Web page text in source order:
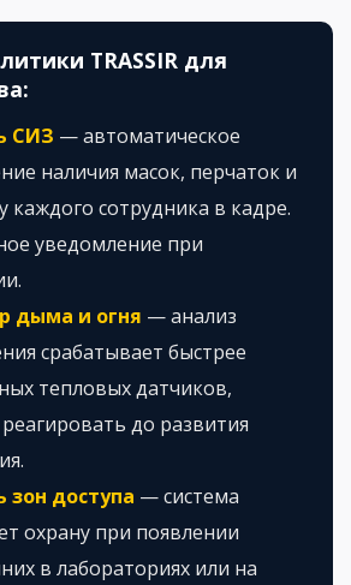
TRASSIR для
СИЗ — автоматическое
наличия масок, перчаток и
каждого сотрудника в кадре.
уведомление при
дыма и огня — анализ
срабатывает быстрее
тепловых датчиков,
до развития
зон доступа — система
охрану при появлении
в лабораториях или на